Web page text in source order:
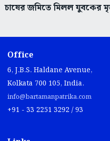
চাষের জমিতে মিলল যুবকের
Office
6, J.B.S. Haldane Avenue,
Kolkata 700 105, India.
info@bartamanpatrika.com
+91 - 33 2251 3292 / 93